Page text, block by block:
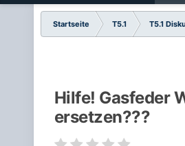
Startseite T5.1 T5.1
Hilfe! Gasfeder
ersetzen???